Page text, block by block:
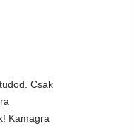
Csak
Kamagra